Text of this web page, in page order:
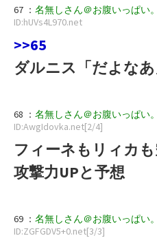
67 ： 名無しさん＠お腹いっぱい。
ID:hUVs4L970.net
>>65
ダルニス「だよなあ
68 ： 名無しさん＠お腹いっぱい。
ID:AwgIdovka.net[2/4]
フィーネもリィカ
攻撃力UPと予想
69 ： 名無しさん＠お腹いっぱい。
ID:ZGFGDV5+0.net[3/3]